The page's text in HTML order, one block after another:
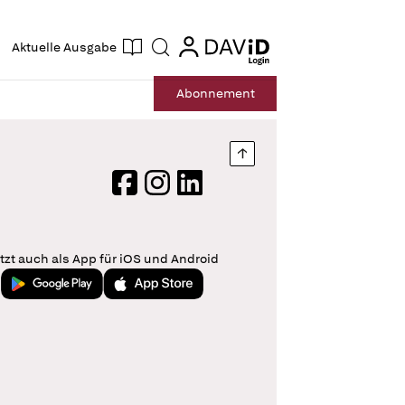
Aktuelle Ausgabe Suche login
login
Abonnement
Nach oben springen
FacebookInstagram
LinkedIn
auch als App für iOS und Android
Jetzt bei Google PlayLaden im App Store